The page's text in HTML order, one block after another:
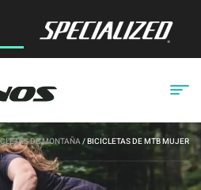
DE MONTAÑA/ BICICLETAS DE MTB MUJER